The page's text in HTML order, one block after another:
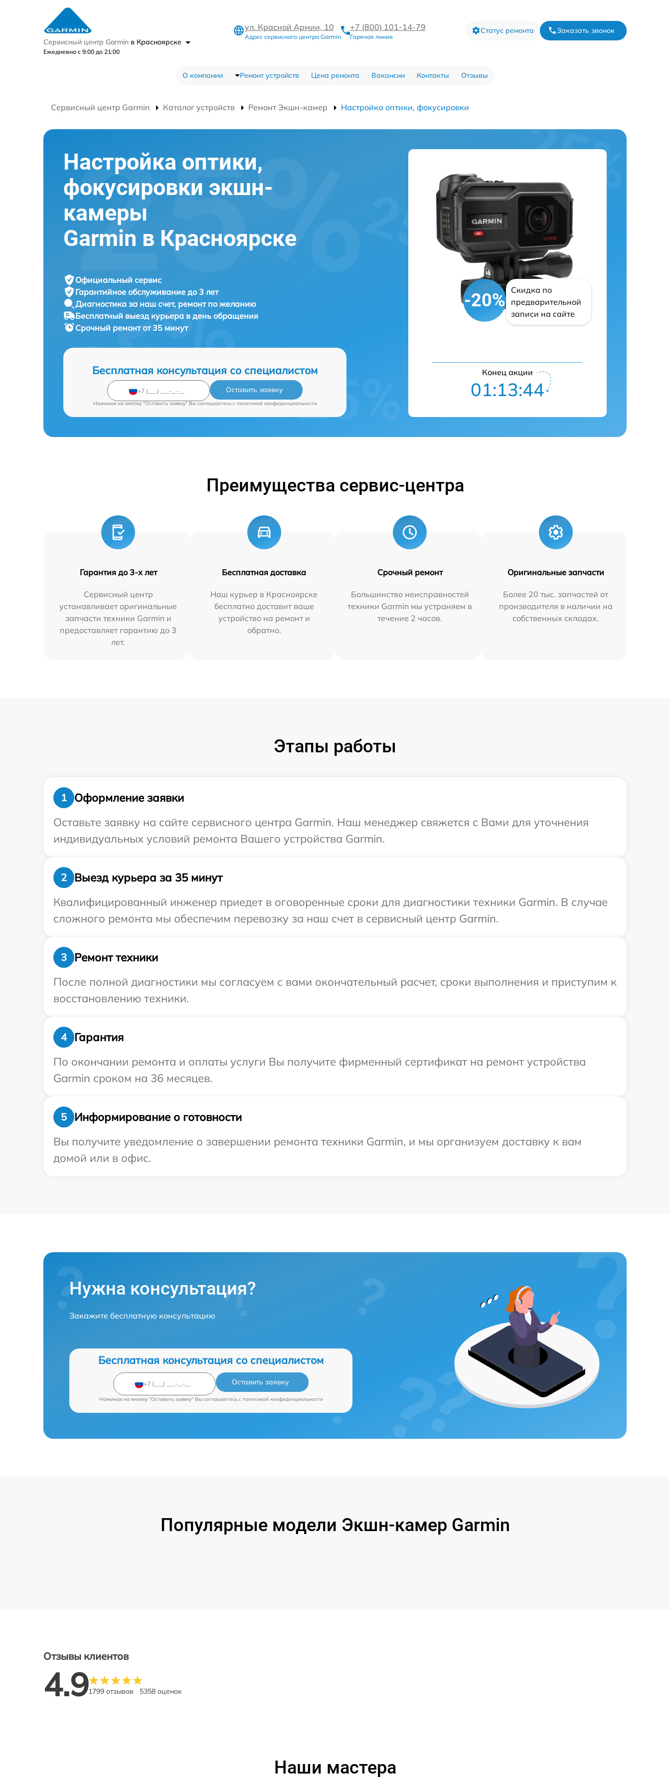
Сервисный центр Garmin в Красноярске
Ежедневно с 9:00 до 21:00
ул. Красной Армии, 10
Адрес сервисного центра Garmin
+7 (800) 101-14-79
Горячая линия
Статус ремонта Заказать звонок
О компании Ремонт устройств Цена ремонта Вакансии Контакты Отзывы
Сервисный центр Garmin Каталог устройств Ремонт Экшн-камер Настройка оптики, фокусировки
Настройка оптики,
фокусировки экшн-
камеры
Garmin в Красноярске
Официальный сервис
Гарантийное обслуживание до 3 лет
Диагностика за наш счет, ремонт по желанию
Бесплатный выезд курьера в день обращения
Срочный ремонтот 35 минут
Бесплатная консультация со специалистом
Оставить заявку
Нажимая на кнопку "Оставить заявку" Вы соглашаетесь c политикой конфиденциальности
-20%
Скидка по
предварительной
записи на сайте
Конец акции
01:13:42
Преимущества сервис-центра
Гарантия до 3-х лет
Сервисный центр
устанавливает оригинальные
запчасти техники Garmin и
предоставляет гарантию до 3
лет.
Бесплатная доставка
Наш курьер в Красноярске
бесплатно доставит ваше
устройство на ремонт и
обратно.
Срочный ремонт
Большинство неисправностей
техники Garmin мы устраняем в
течение 2 часов.
Оригинальные запчасти
Более 20 тыс. запчастей от
производителя в наличии на
собственных складах.
Этапы работы
1
Оформление заявки
Оставьте заявку на сайте сервисного центра Garmin. Наш менеджер свяжется с Вами для уточнения
индивидуальных условий ремонта Вашего устройства Garmin.
2
Выезд курьера за 35 минут
Квалифицированный инженер приедет в оговоренные сроки для диагностики техники Garmin. В случае
сложного ремонта мы обеспечим перевозку за наш счет в сервисный центр Garmin.
3
Ремонт техники
После полной диагностики мы согласуем с вами окончательный расчет, сроки выполнения и приступим к
восстановлению техники.
4
Гарантия
По окончании ремонта и оплаты услуги Вы получите фирменный сертификат на ремонт устройства
Garmin сроком на 36 месяцев.
5
Информирование о готовности
Вы получите уведомление о завершении ремонта техники Garmin, и мы организуем доставку к вам
домой или в офис.
Нужна консультация?
Закажите бесплатную консультацию
Бесплатная консультация со специалистом
Оставить заявку
Нажимая на кнопку "Оставить заявку" Вы соглашаетесь c политикой конфиденциальности
Популярные модели Экшн-камер Garmin
Отзывы клиентов
4.91799 отзывов 5358 оценок
Наши мастера